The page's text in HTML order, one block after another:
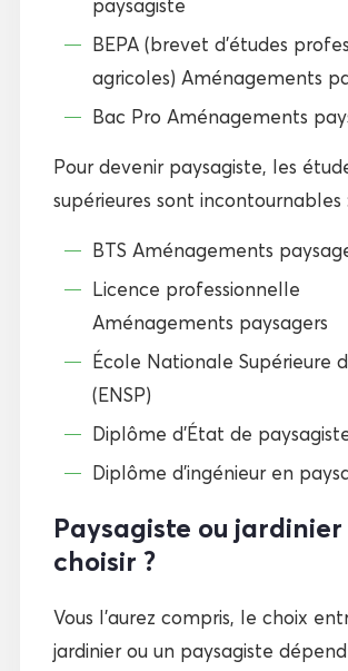
paysagiste
BEPA (brevet d’études
agricoles) Aménagements
Bac Pro Aménagements
Pour devenir paysagiste, les
supérieures sont incontournables :
BTS Aménagements
Licence professionnelle
Aménagements paysagers
École Nationale Supérieure
(ENSP)
Diplôme d’État de
Diplôme d’ingénieur en
Paysagiste ou jardinier
choisir ?
Vous l’aurez compris, le choix
jardinier ou un paysagiste